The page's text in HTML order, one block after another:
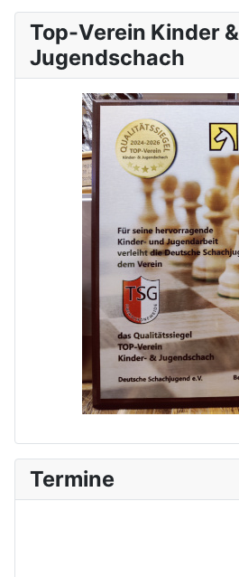
Top-Verein Kinder &
Jugendschach
Termine